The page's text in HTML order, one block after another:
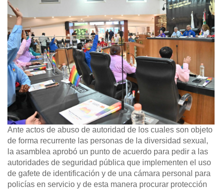
Ante actos de abuso de autoridad de los cuales son objeto
de forma recurrente las personas de la diversidad sexual,
la asamblea aprobó un punto de acuerdo para pedir a las
autoridades de seguridad pública que implementen el uso
de gafete de identificación y de una cámara personal para
policías en servicio y de esta manera procurar protección